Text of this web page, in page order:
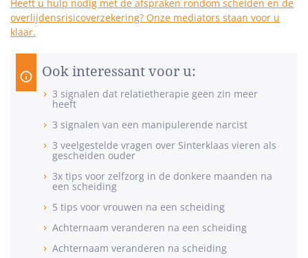
Heeft u hulp nodig met de afspraken rondom scheiden en de
overlijdensrisicoverzekering? Onze mediators staan voor u
klaar.
Ook interessant voor u:
3 signalen dat relatietherapie geen zin meer
heeft
3 signalen van een manipulerende narcist
3 veelgestelde vragen over Sinterklaas vieren als
gescheiden ouder
3x tips voor zelfzorg in de donkere maanden na
een scheiding
5 tips voor vrouwen na een scheiding
Achternaam veranderen na een scheiding
Achternaam veranderen na scheiding